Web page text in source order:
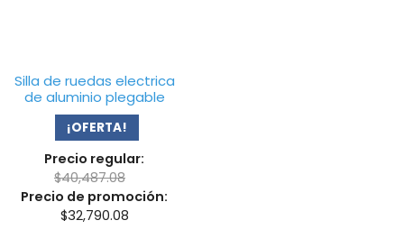
Silla de ruedas electrica
de aluminio plegable
¡OFERTA!
Precio regular:
$40,487.08
Precio de promoción:
$32,790.08